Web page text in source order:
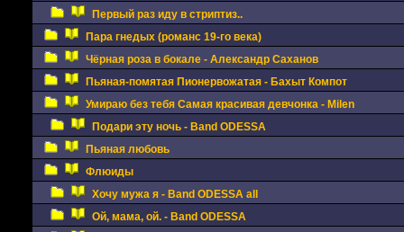
Первый раз иду в стриптиз..
Пара гнедых (романс 19-го века)
Чёрная роза в бокале - Александр Саханов
Пьяная-помятая Пионервожатая - Бахыт Компот
Умираю без тебя Самая красивая девчонка - Milen
Подари эту ночь - Band ODESSA
Пьяная любовь
Флюиды
Хочу мужа я - Band ODESSA all
Ой, мама, ой. - Band ODESSA